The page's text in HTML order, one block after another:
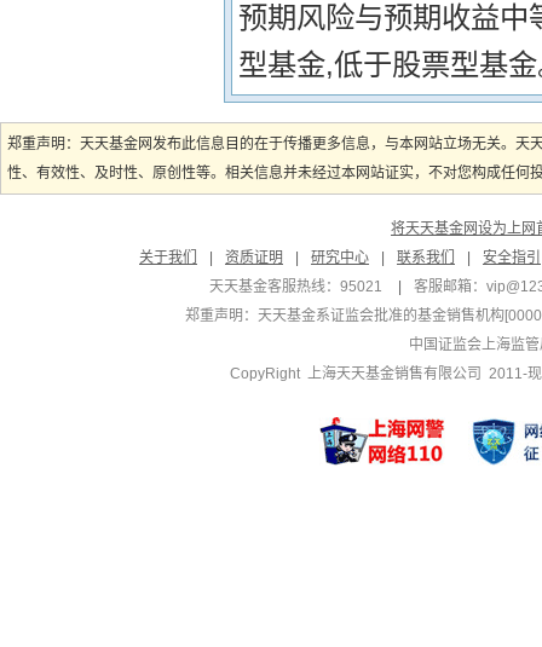
预期风险与预期收益
型基金,低于股票型基
郑重声明：天天基金网发布此信息目的在于传播更多信息，与本网站立场无关。
性、有效性、及时性、原创性等。相关信息并未经过本网站证实，不对您构成任
将天天基金网设为上网
关于我们
资质证明 研究中心 联系我们
安全指引
天天基金客服热线：95021
客服邮箱：
郑重声明：天天基金系证监会批准的基金销售机构
中国证监会上海监
CopyRight 上海天天基金销售有限公司 2011-